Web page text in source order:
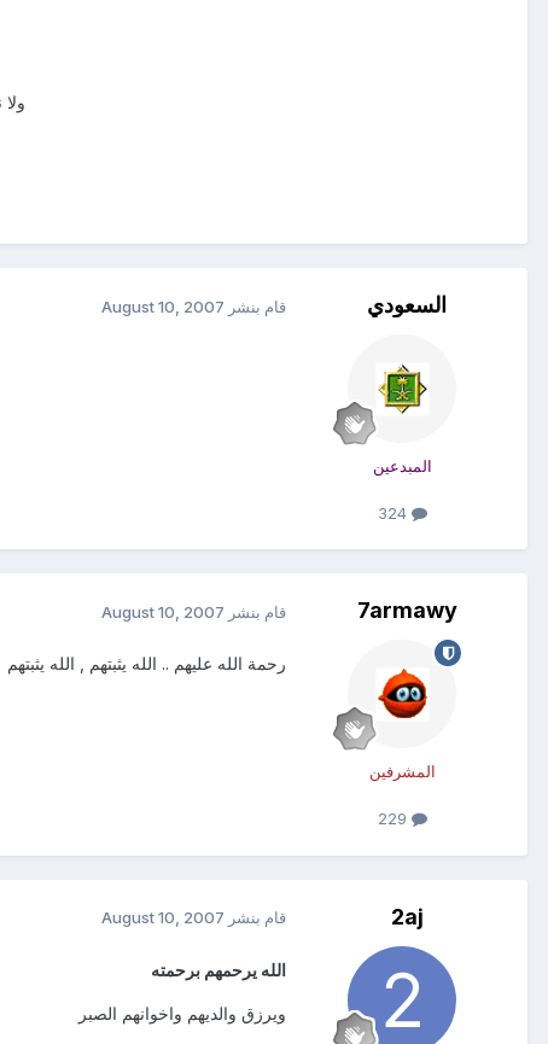
السعودي
المبدعين
324
قام بنشر August 10, 2007
7armawy
المشرفين
قام بنشر August 10, 2007
رحمة الله عليهم .. الله يثبتهم , الله يثبتهم
2aj قام بنشر August 10, 2007
الله يرحمهم برحمته
ويرزق والديهم واخوانهم الصبر